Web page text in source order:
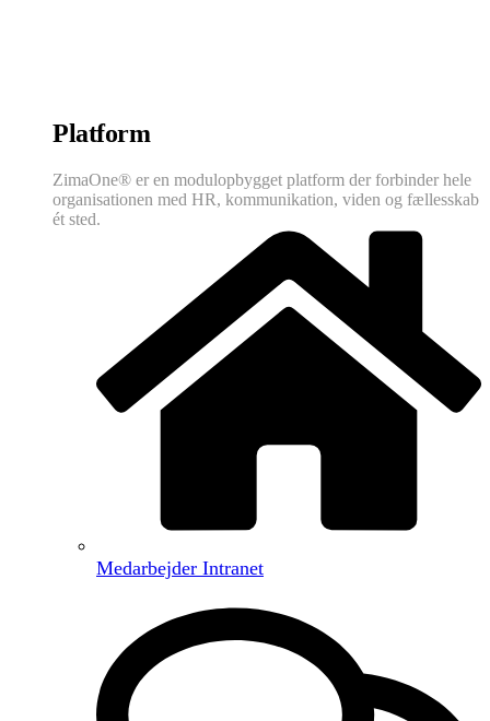
Platform
ZimaOne® er en modulopbygget platform der forbinder hele
organisationen med HR, kommunikation, viden og fællesskab
ét sted.
Medarbejder Intranet